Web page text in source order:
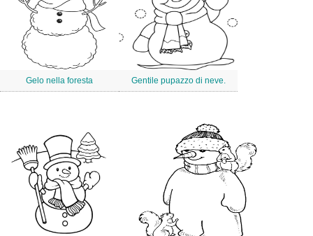
Gelo nella foresta Gentile pupazzo di neve.